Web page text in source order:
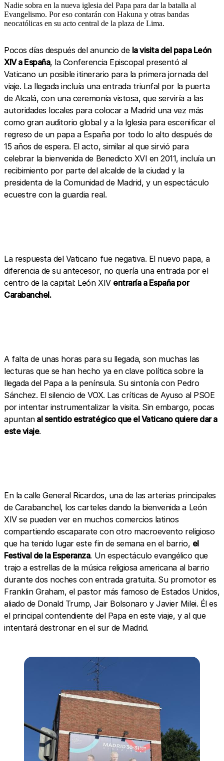
Nadie sobra en la nueva iglesia del Papa para dar la batalla al
Evangelismo. Por eso contarán con Hakuna y otras bandas
neocatólicas en su acto central de la plaza de Lima.
Pocos días después del anuncio de la visita del papa León
XIV a España, la Conferencia Episcopal presentó al
Vaticano un posible itinerario para la primera jornada del
viaje. La llegada incluía una entrada triunfal por la puerta
de Alcalá, con una ceremonia vistosa, que serviría a las
autoridades locales para colocar a Madrid una vez más
como gran auditorio global y a la Iglesia para escenificar el
regreso de un papa a España por todo lo alto después de
15 años de espera. El acto, similar al que sirvió para
celebrar la bienvenida de Benedicto XVI en 2011, incluía un
recibimiento por parte del alcalde de la ciudad y la
presidenta de la Comunidad de Madrid, y un espectáculo
ecuestre con la guardia real.
La respuesta del Vaticano fue negativa. El nuevo papa, a
diferencia de su antecesor, no quería una entrada por el
centro de la capital: León XIV entraría a España por
Carabanchel.
A falta de unas horas para su llegada, son muchas las
lecturas que se han hecho ya en clave política sobre la
llegada del Papa a la península. Su sintonía con Pedro
Sánchez. El silencio de VOX. Las críticas de Ayuso al PSOE
por intentar instrumentalizar la visita. Sin embargo, pocas
apuntanal sentido estratégico que el Vaticano quiere dar a
este viaje.
En la calle General Ricardos, una de las arterias principales
de Carabanchel, los carteles dando la bienvenida a León
XIV se pueden ver en muchos comercios latinos
compartiendo escaparate con otro macroevento religioso
que ha tenido lugar este fin de semana en el barrio, el
Festival de la Esperanza. Un espectáculo evangélico que
trajo a estrellas de la música religiosa americana al barrio
durante dos noches con entrada gratuita. Su promotor es
Franklin Graham, el pastor más famoso de Estados Unidos,
aliado de Donald Trump, Jair Bolsonaro y Javier Milei. Él es
el principal contendiente del Papa en este viaje, y al que
intentará destronar en el sur de Madrid.